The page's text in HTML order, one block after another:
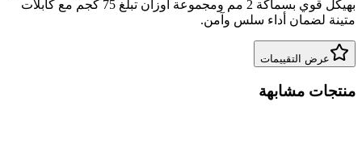
بهيكل قوي بسماكة 2 مم ومجموعة أوزان تبلغ 75 كجم مع كابلات
متينة لضمان أداء سلس وآمن.
عرض التقييمات
منتجات مشابهة